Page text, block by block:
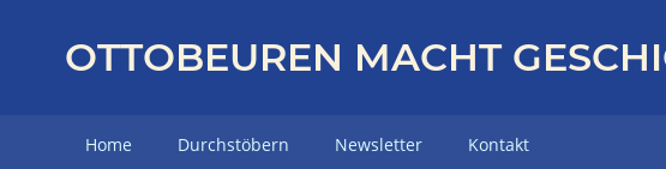
OTTOBEUREN MACHT
Home Durchstöbern Newsletter Kontakt